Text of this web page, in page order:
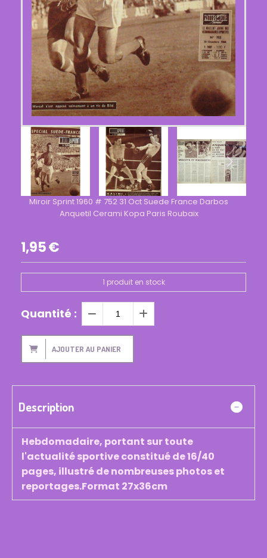
Miroir Sprint 1960 # 752 31 Oct Suede France Darbos
Anquetil Cerami Kopa Paris Roubaix
1,95€
1 produit en stock
Quantité :
AJOUTER AU PANIER
Description
Hebdomadaire, portant sur toute
l'actualité sportive constitué de 16/40
pages, illustré de nombreuses photos et
reportages.Format 27x36cm